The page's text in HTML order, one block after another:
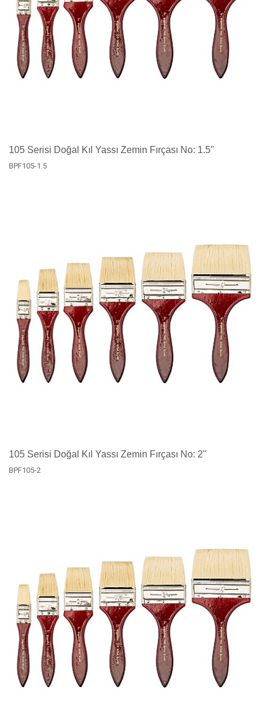
105 Serisi Doğal Kıl Yassı Zemin Fırçası No: 1.5"
BPF105-1.5
105 Serisi Doğal Kıl Yassı Zemin Fırçası No: 2"
BPF105-2